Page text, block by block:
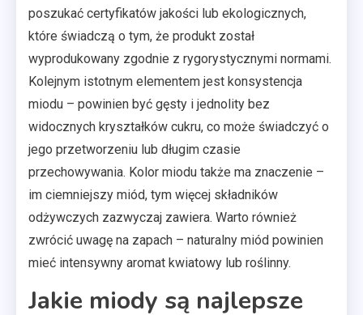
poszukać certyfikatów jakości lub ekologicznych,
które świadczą o tym, że produkt został
wyprodukowany zgodnie z rygorystycznymi normami.
Kolejnym istotnym elementem jest konsystencja
miodu – powinien być gęsty i jednolity bez
widocznych kryształków cukru, co może świadczyć o
jego przetworzeniu lub długim czasie
przechowywania. Kolor miodu także ma znaczenie –
im ciemniejszy miód, tym więcej składników
odżywczych zazwyczaj zawiera. Warto również
zwrócić uwagę na zapach – naturalny miód powinien
mieć intensywny aromat kwiatowy lub roślinny.
Jakie miody są najlepsze